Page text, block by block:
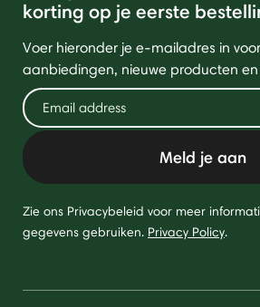
korting op je eerste
Voer hieronder je e-mailadres in
aanbiedingen, nieuwe producten en
Meld je aan
Zie ons Privacybeleid voor meer
gegevens gebruiken. Privacy Policy.